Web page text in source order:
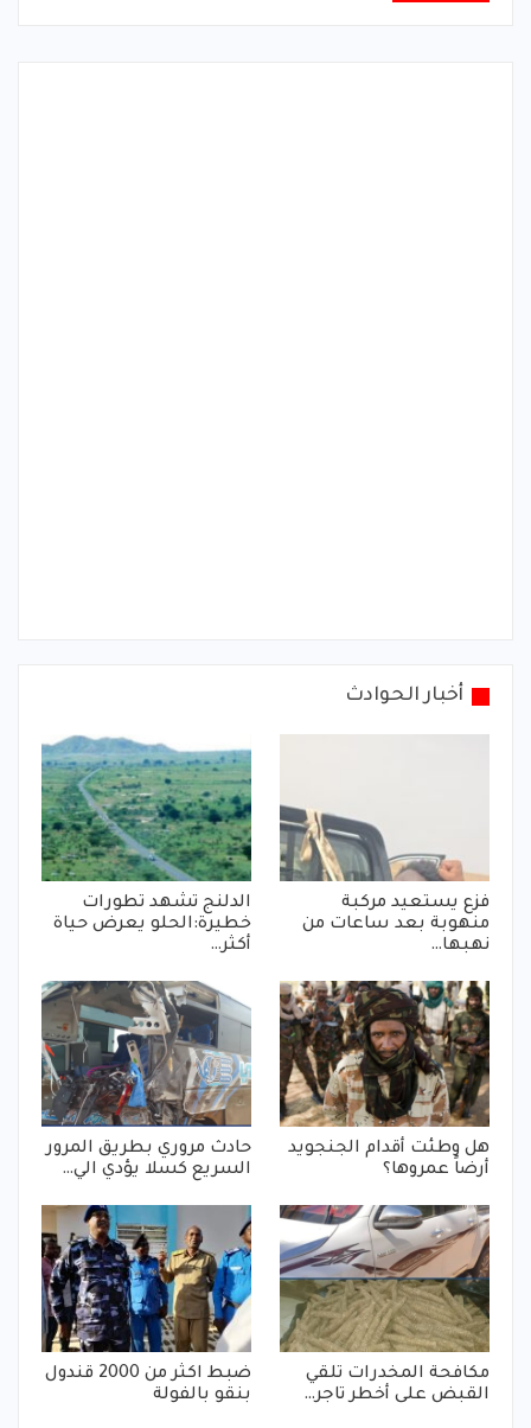
أخبار الحوادث
فزع يستعيد مركبة
منهوبة بعد ساعات من
نهبها…
الدلنج تشهد تطورات
خطيرة:الحلو يعرض حياة
أكثر…
هل وطئت أقدام الجنجويد
أرضاً عمروها؟
حادث مروري بطريق المرور
السريع كسلا يؤدي الي…
مكافحة المخدرات تلقي
القبض على أخطر تاجر…
ضبط اكثر من 2000 قندول
بنقو بالفولة